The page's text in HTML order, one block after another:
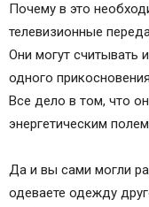
Почему в это
телевизионные
Они могут
одного
Все дело в том, что
энергетическим
Да и вы сами могли
одеваете одежду